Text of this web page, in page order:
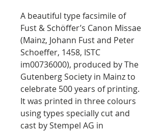
A beautiful type facsimile of
Fust & Schöffer’s Canon Missae
(Mainz, Johann Fust and Peter
Schoeffer, 1458, ISTC
im00736000), produced by The
Gutenberg Society in Mainz to
celebrate 500 years of printing.
It was printed in three colours
using types specially cut and
cast by Stempel AG in